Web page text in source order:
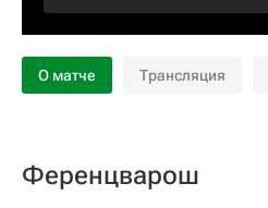
О матче Трансляция
Ференцварош